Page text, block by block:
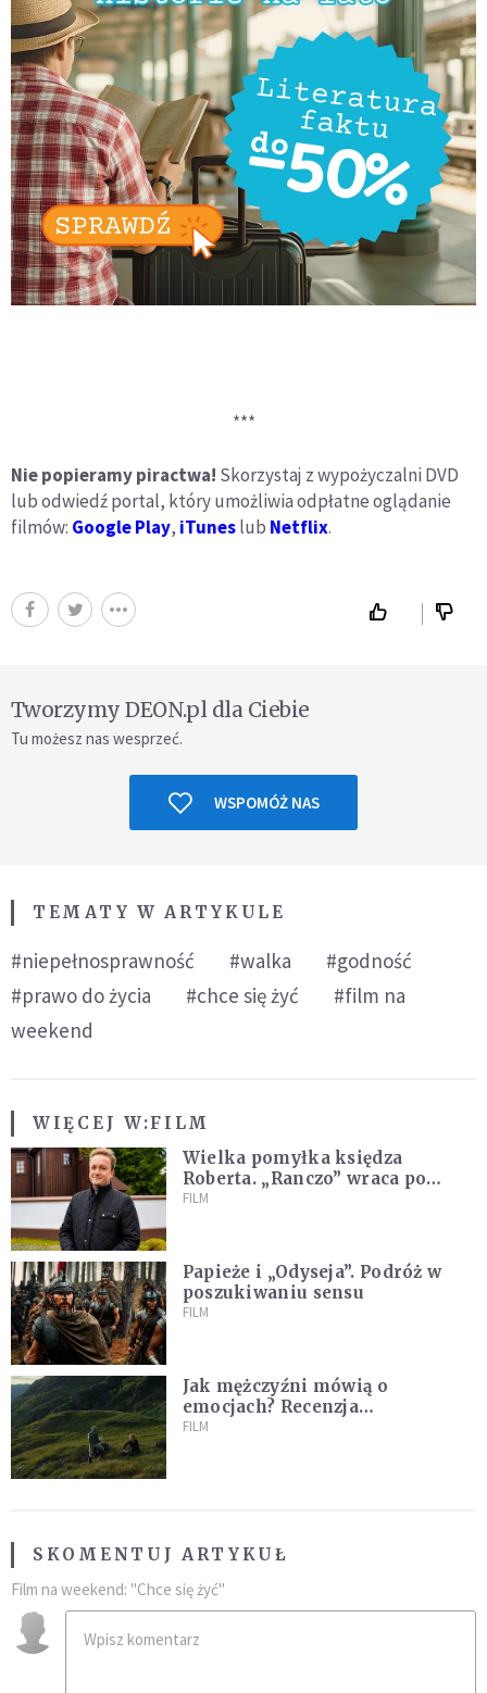
***
Nie popieramy piractwa! Skorzystaj z wypożyczalni DVD
lub odwiedź portal, który umożliwia odpłatne oglądanie
filmów: Google Play, iTuneslub Netflix.
Tworzymy DEON.pl dla Ciebie
Tu możesz nas wesprzeć.
WSPOMÓŻ NAS
TEMATY W ARTYKULE
#niepełnosprawność #walka
#godność
#prawo do życia
#chce się żyć
#film na
weekend
WIĘCEJ W:FILM
Wielka pomyłka księdza
Roberta. „Ranczo” wraca po
latach
FILM
Papieże i „Odyseja”. Podróż w
poszukiwaniu sensu
FILM
Jak mężczyźni mówią o
emocjach? Recenzja
najnowszego filmu Barta
FILM
SKOMENTUJ ARTYKUŁ
Film na weekend: "Chce się żyć"